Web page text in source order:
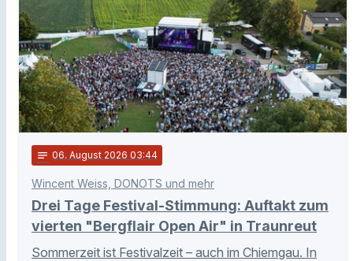
notes 06. August 2026 03:44
Wincent Weiss, DONOTS und mehr
Drei Tage Festival-Stimmung: Auftakt zum
vierten "Bergflair Open Air" in Traunreut
Sommerzeit ist Festivalzeit – auch im Chiemgau. In